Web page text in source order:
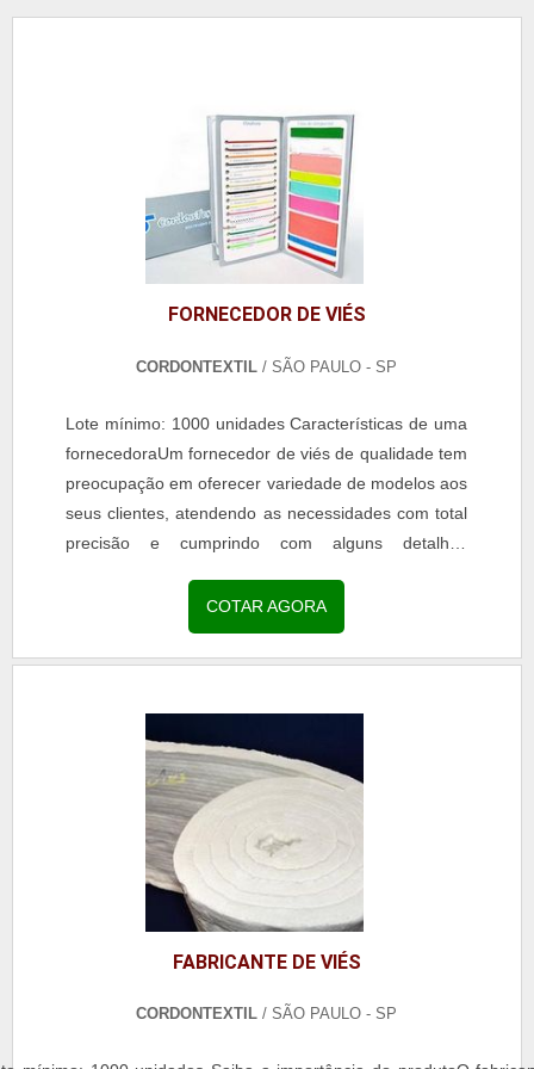
FORNECEDOR DE VIÉS
CORDONTEXTIL / SÃO PAULO - SP
Lote mínimo: 1000 unidades Características de uma
fornecedoraUm fornecedor de viés de qualidade tem
preocupação em oferecer variedade de modelos aos
seus clientes, atendendo as necessidades com total
precisão e cumprindo com alguns detalhes
escolha consciente e minuciosa de uma fornecedora
de viés é de extrema importância que o cliente fique
atento as procedências da matéria-prima e as
produção.Fornecedor de viés para diversas
indústriasUm fornecedor deve conter sempre uma
equipe qualificada, que desenvolva, com o apoio de
tecnologia de ponta, soluções inovadoras, a fim de
proporcionar melhores aprimoramento nos serviços
de diversas empresas, como:Fabricantes de
bolsas;Mochilas;Sacolas;E outros produtos do
segmento têxtil.Faça uma cotação agora mesmo!.
COTAR AGORA
FABRICANTE DE VIÉS
CORDONTEXTIL / SÃO PAULO - SP